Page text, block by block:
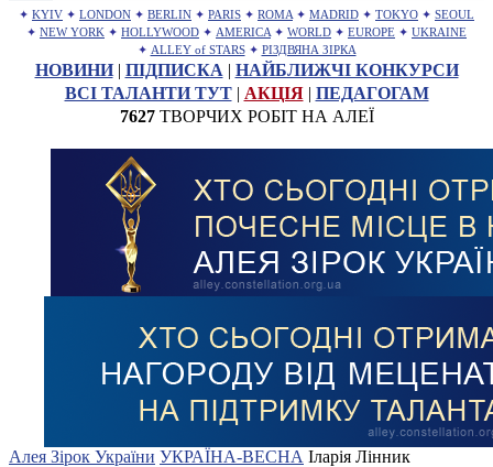
✦ KYIV ✦ LONDON ✦ BERLIN ✦ PARIS ✦ ROMA ✦ MADRID ✦ TOKYO ✦ SEOUL
✦ NEW YORK ✦ HOLLYWOOD ✦ AMERICA ✦ WORLD ✦ EUROPE ✦ UKRAINE
✦ ALLEY of STARS ✦ РІЗДВЯНА ЗІРКА
НОВИНИ| ПІДПИСКА | НАЙБЛИЖЧІ КОНКУРСИ
ВСІ ТАЛАНТИ ТУТ| АКЦІЯ| ПЕДАГОГАМ
7627ТВОРЧИХ РОБІТ НА АЛЕЇ
Алея Зірок України УКРАЇНА-ВЕСНА Іларія Лінник